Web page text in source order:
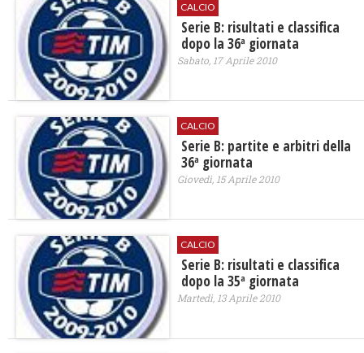
CALCIO
Serie B: risultati e classifica
dopo la 36ª giornata
Sabato, 17 Aprile 2010
CALCIO
Serie B: partite e arbitri della
36ª giornata
Giovedì, 15 Aprile 2010
CALCIO
Serie B: risultati e classifica
dopo la 35ª giornata
Martedì, 13 Aprile 2010